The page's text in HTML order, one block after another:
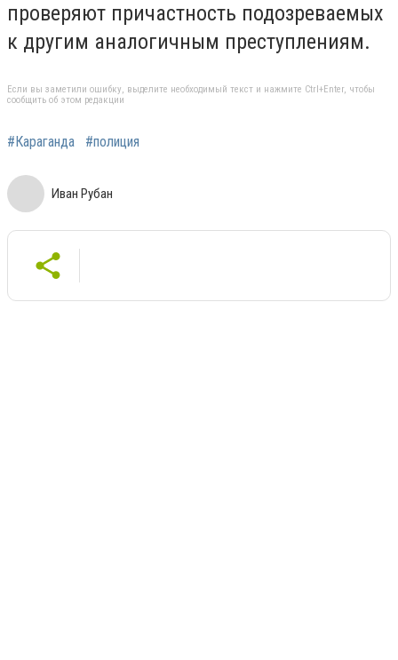
проверяют причастность подозреваемых
к другим аналогичным преступлениям.
Если вы заметили ошибку, выделите необходимый текст и нажмите Ctrl+Enter, чтобы
сообщить об этом редакции
#Караганда #полиция
Иван Рубан